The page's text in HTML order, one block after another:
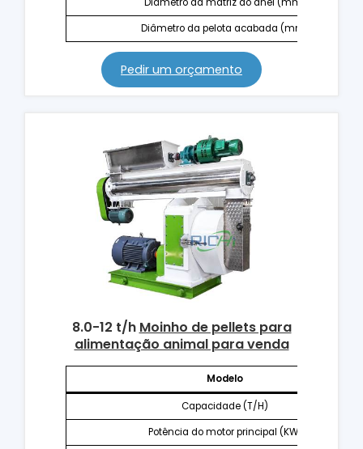
Diâmetro da pelota acabada (mm)
Pedir um orçamento
8.0-12 t/h Moinho de pellets para
alimentação animal para venda
Modelo
Capacidade (T/H)
Potência do motor principal (KW)